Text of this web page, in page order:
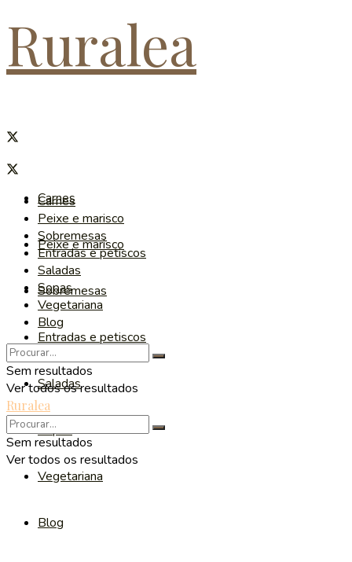
Ruralea
Carnes
Peixe e marisco
Sobremesas
Entradas e petiscos
Saladas
Sopas
Vegetariana
Blog
Carnes
Peixe e marisco
Sobremesas
Entradas e petiscos
Saladas
Sopas
Vegetariana
Blog
Sem resultados
Ver todos os resultados
Ruralea
Sem resultados
Ver todos os resultados